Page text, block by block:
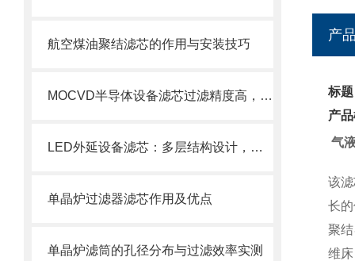
航空煤油聚结滤芯的作用与安装技巧
MOCVD半导体设备滤芯过滤精度高，使用寿命长
LED外延设备滤芯：多层结构设计，层层过滤防护
单晶炉过滤器滤芯作用及优点
单晶炉滤筒的孔径分布与过滤效率实测
产
标
产
气
该
长
聚
维